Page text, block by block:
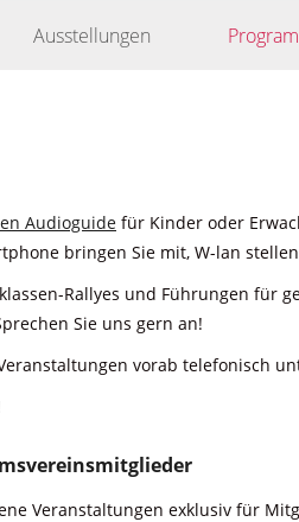
Ausstellungen
Audioguide für Kinder oder
bringen Sie mit, W-lan
Rallyes und Führungen für
Sie uns gern an!
vorab telefonisch
Veranstaltungen exklusiv für